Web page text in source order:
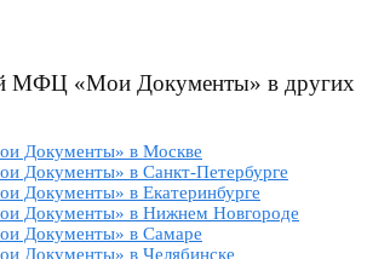
МФЦ «Мои Документы» в других
Документы» в Москве
Документы» в Санкт-Петербурге
Документы» в Екатеринбурге
Документы» в Нижнем Новгороде
Документы» в Самаре
Документы» в Челябинске